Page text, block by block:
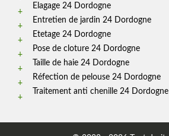
Elagage 24 Dordogne
Entretien de jardin 24 Dordogne
Etetage 24 Dordogne
Pose de cloture 24 Dordogne
Taille de haie 24 Dordogne
Réfection de pelouse 24 Dordogne
Traitement anti chenille 24 Dordogne